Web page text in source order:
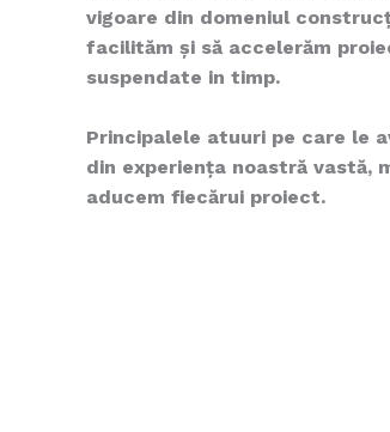
vigoare din domeniul
facilităm și să accelerăm
suspendate in timp.
Principalele atuuri pe care le
din experiența noastră vastă,
aducem fiecărui proiect.